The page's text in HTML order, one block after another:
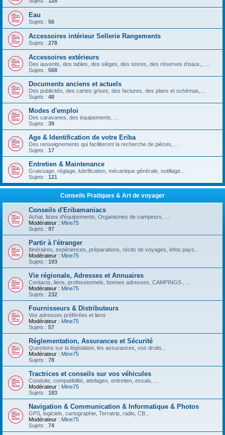
Eau
Sujets : 56
Accessoires intérieur Sellerie Rangements
Sujets : 278
Accessoires extérieurs
Des auvents, des tables, des sièges, des stores, des réserves d’eaux,…..
Sujets : 568
Documents anciens et actuels
Des publicités, des cartes grises, des factures, des plans et schémas,…
Sujets : 48
Modes d'emploi
Des caravanes, des équipements, …
Sujets : 39
Age & Identification de votre Eriba
Des renseignements qui faciliteront la recherche de pièces,…
Sujets : 17
Entretien & Maintenance
Graissage, réglage, lubrification, mécanique générale, outillage...
Sujets : 121
Conseils Pratiques & Art de voyager
Conseils d'Eribamaniacs
Achat, listes d'équipements, Organismes de campeurs, ...
Modérateur : Mine75
Sujets : 97
Partir à l'étranger
Itinéraires, expériences, préparations, récits de voyages, infos pays...
Modérateur : Mine75
Sujets : 193
Vie régionale, Adresses et Annuaires
Contacts, liens, professionnels, bonnes adresses, CAMPINGS , ...
Modérateur : Mine75
Sujets : 232
Fournisseurs & Distributeurs
Vos adresses préférées et liens
Modérateur : Mine75
Sujets : 57
Réglementation, Assurances et Sécurité
Questions sur la législation, les assurances, vos droits...
Modérateur : Mine75
Sujets : 78
Tractrices et conseils sur vos véhicules
Conduite, compatibilité, attelages, entretien, essais, ...
Modérateur : Mine75
Sujets : 183
Navigation & Communication & Informatique & Photos
GPS, logiciels, cartographie, Terratrip, radio, CB...
Modérateur : Mine75
Sujets : 74